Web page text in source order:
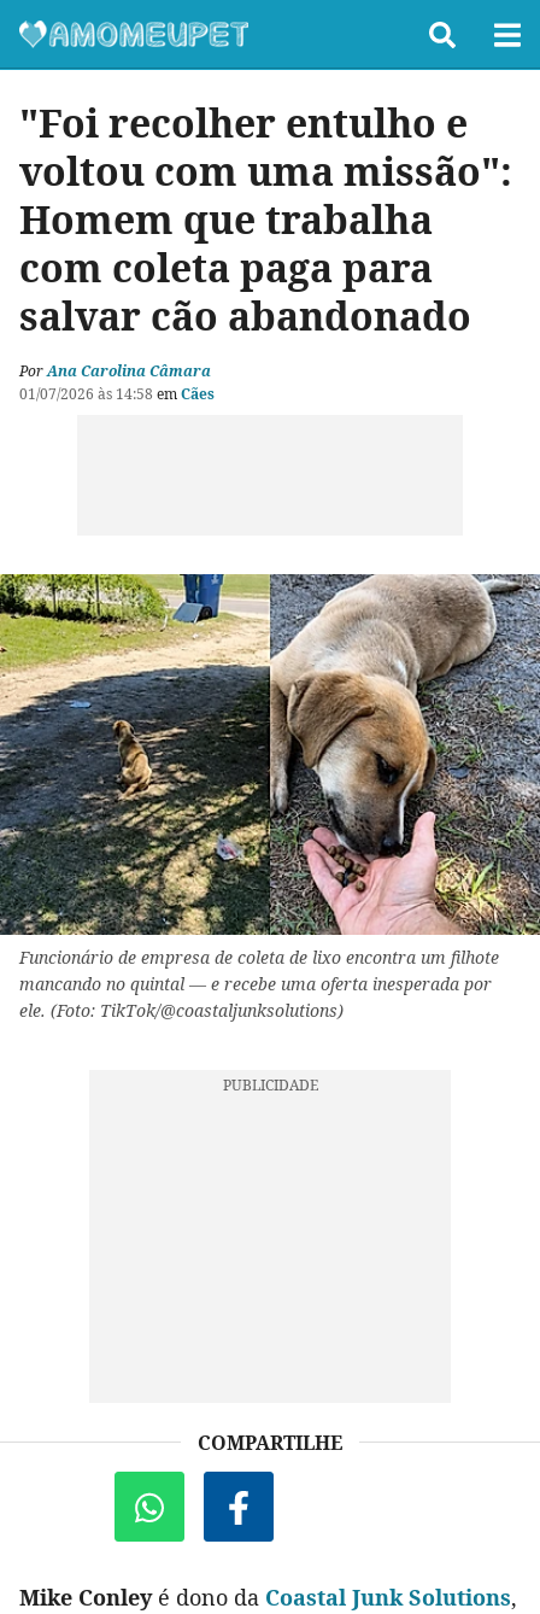
"Foi recolher entulho e
voltou com uma missão":
Homem que trabalha
com coleta paga para
salvar cão abandonado
PorAna Carolina Câmara
01/07/2026 às 14:58 emCães
Funcionário de empresa de coleta de lixo encontra um filhote
mancando no quintal — e recebe uma oferta inesperada por
ele. (Foto: TikTok/@coastaljunksolutions)
COMPARTILHE
Mike Conleyé dono da Coastal Junk Solutions,